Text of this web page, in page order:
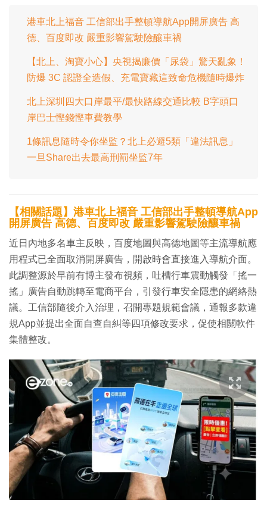
港車北上福音 工信部出手整頓導航App開屏廣告 高
德、百度即改 嚴重影響駕駛險釀車禍
【北上、淘寶小心】央視揭廉價「尿袋」驚天亂象！
防爆 3C 認證全造假、充電寶藏這致命危機隨時爆炸
北上深圳四大口岸最平/最快路線交通比較 B字頭口
岸巴士慳錢慳車費教學
1條訊息隨時令你坐監？北上必避5類「違法訊息」
一旦Share出去最高刑罰坐監7年
【相關話題】港車北上福音 工信部出手整頓導航App
開屏廣告 高德、百度即改 嚴重影響駕駛險釀車禍
近日內地多名車主反映，百度地圖與高德地圖等主流導航應
用程式已全面取消開屏廣告，開啟時會直接進入導航介面。
此調整源於早前有博主發布視頻，吐槽行車震動觸發「搖一
搖」廣告自動跳轉至電商平台，引發行車安全隱患的網絡熱
議。工信部隨後介入治理，召開專題規範會議，通報多款違
規App並提出全面自查自糾等四項修改要求，促使相關軟件
集體整改。